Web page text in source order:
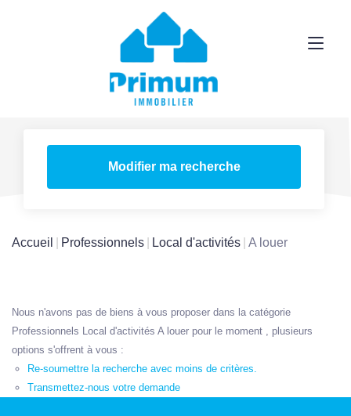
Modifier ma recherche
Accueil Professionnels Local d'activités A louer
Nous n'avons pas de biens à vous proposer dans la catégorie
Professionnels Local d'activités A louer pour le moment , plusieurs
options s'offrent à vous :
Re-soumettre la recherche avec moins de critères.
Transmettez-nous votre demande